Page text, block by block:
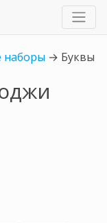
наборы → Буквы